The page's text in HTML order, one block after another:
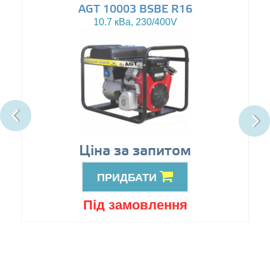
AGT 10003 BSBE R16
10.7 кВа, 230/400V
Ціна за запитом
ПРИДБАТИ
Під замовлення